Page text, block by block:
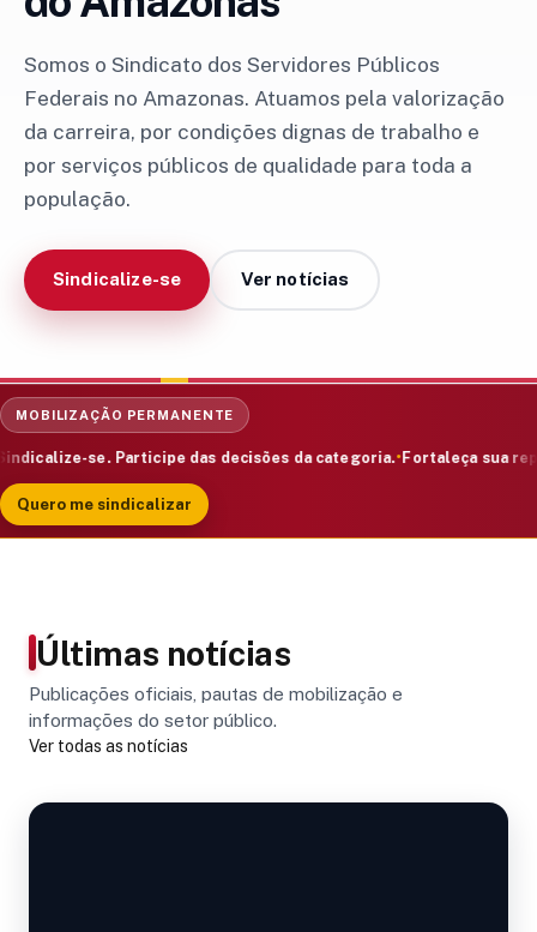
Somos o Sindicato dos Servidores Públicos
Federais no Amazonas. Atuamos pela valorização
da carreira, por condições dignas de trabalho e
por serviços públicos de qualidade para toda a
população.
Sindicalize-se Ver notícias
MOBILIZAÇÃO PERMANENTE
se. Participe das decisões da categoria. Fortaleça sua
Quero me sindicalizar
Últimas notícias
Publicações oficiais, pautas de mobilização e
informações do setor público.
Ver todas as notícias